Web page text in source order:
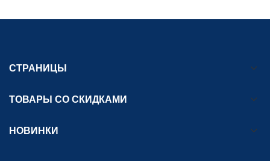
СТРАНИЦЫ
ТОВАРЫ СО СКИДКАМИ
НОВИНКИ